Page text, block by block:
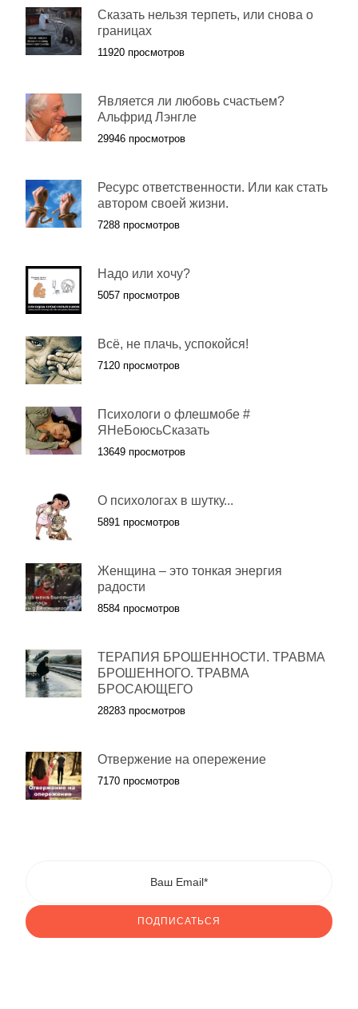
Сказать нельзя терпеть, или снова о
границах
11920 просмотров
Является ли любовь счастьем?
Альфрид Лэнгле
29946 просмотров
Ресурс ответственности. Или как стать
автором своей жизни.
7288 просмотров
Надо или хочу?
5057 просмотров
Всё, не плачь, успокойся!
7120 просмотров
Психологи о флешмобе #
ЯНеБоюсьСказать
13649 просмотров
О психологах в шутку...
5891 просмотров
Женщина – это тонкая энергия
радости
8584 просмотров
ТЕРАПИЯ БРОШЕННОСТИ. ТРАВМА
БРОШЕННОГО. ТРАВМА
БРОСАЮЩЕГО
28283 просмотров
Отвержение на опережение
7170 просмотров
ПОДПИСАТЬСЯ